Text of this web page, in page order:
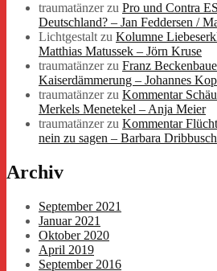
traumatänzerzu Pro und Contra
Deutschland? – Jan Feddersen /
Lichtgestaltzu Kolumne
Matthias Matussek – Jörn Kruse
traumatänzerzu Franz
Kaiserdämmerung – Johannes
traumatänzerzu Kommentar
Merkels Menetekel – Anja Meier
traumatänzerzu Kommentar
nein zu sagen – Barbara Dribbusch
Archiv
September 2021
Januar 2021
Oktober 2020
April 2019
September 2016